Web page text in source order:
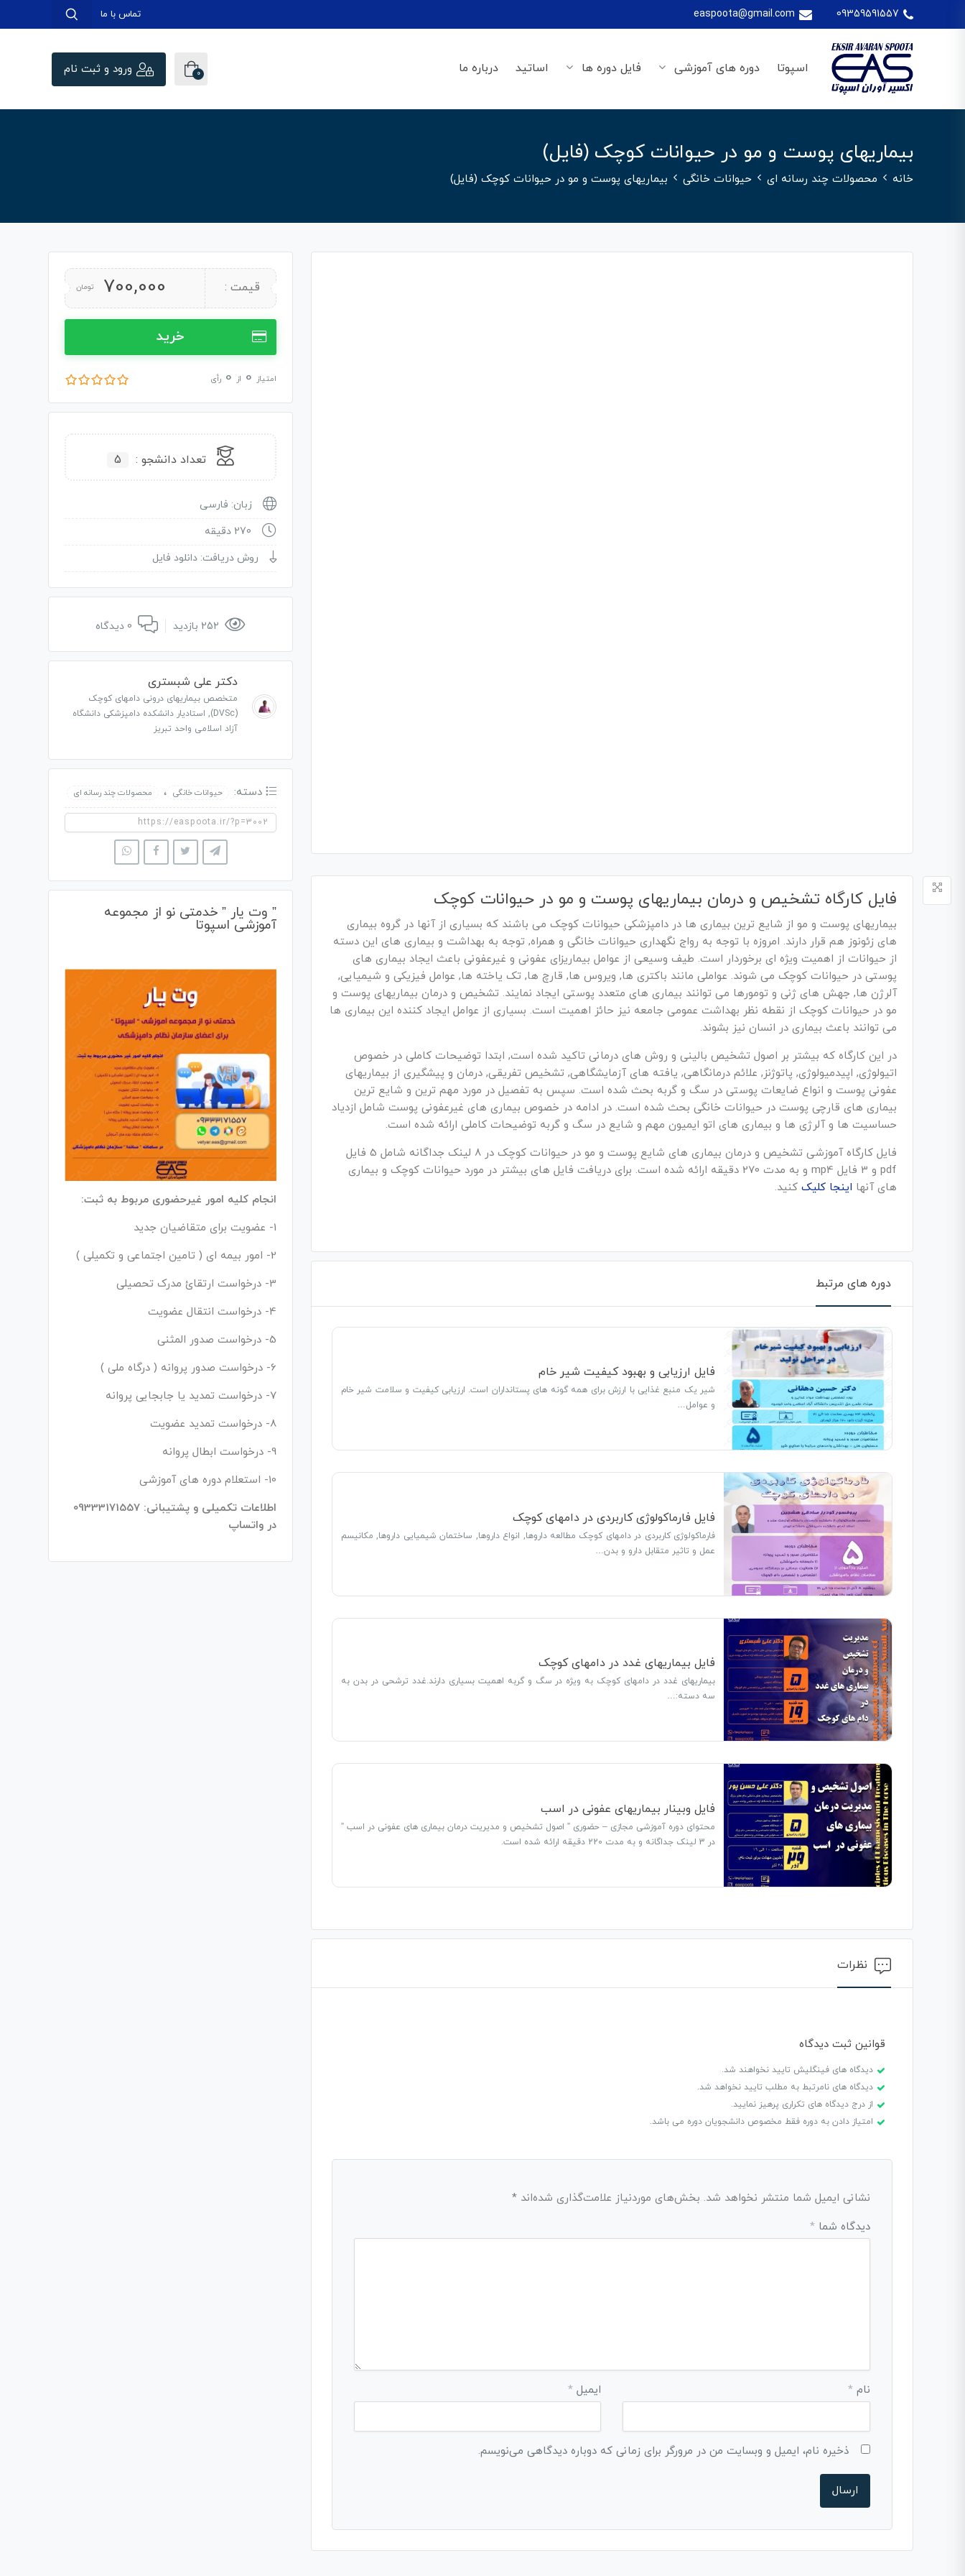
09359591557
easpoota@gmail.com تماس با ما
اسپوتا دوره های آموزشی فایل دوره ها اساتید درباره ما 0 ورود و ثبت نام
بیماریهای پوست و مو در حیوانات کوچک (فایل)
خانه محصولات چند رسانه ای حیوانات خانگی بیماریهای پوست و مو در حیوانات کوچک (فایل)
فایل کارگاه تشخیص و درمان بیماریهای پوست و مو در حیوانات کوچک
بیماریهای پوست و مو از شایع ترین بیماری ها در دامپزشکی حیوانات کوچک می باشند که بسیاری از آنها در گروه بیماری
های زئونوز هم قرار دارند. امروزه با توجه به رواج نگهداری حیوانات خانگی و همراه, توجه به بهداشت و بیماری های این دسته
از حیوانات از اهمیت ویژه ای برخوردار است. طیف وسیعی از عوامل بیماریزای عفونی و غیرعفونی باعث ایجاد بیماری های
پوستی در حیوانات کوچک می شوند. عواملی مانند باکتری ها, ویروس ها, قارچ ها, تک یاخته ها, عوامل فیزیکی و شیمیایی,
آلرژن ها, جهش های ژنی و تومورها می توانند بیماری های متعدد پوستی ایجاد نمایند. تشخیص و درمان بیماریهای پوست و
مو در حیوانات کوچک از نقطه نظر بهداشت عمومی جامعه نیز حائز اهمیت است. بسیاری از عوامل ایجاد کننده این بیماری ها
می توانند باعث بیماری در انسان نیز بشوند.
در این کارگاه که بیشتر بر اصول تشخیص بالینی و روش های درمانی تاکید شده است, ابتدا توضیحات کاملی در خصوص
اتیولوژی, اپیدمیولوژی, پاتوژنز, علائم درمانگاهی, یافته های آزمایشگاهی, تشخیص تفریقی, درمان و پیشگیری از بیماریهای
عفونی پوست و انواع ضایعات پوستی در سگ و گربه بحث شده است. سپس به تفصیل در مورد مهم ترین و شایع ترین
بیماری های قارچی پوست در حیوانات خانگی بحث شده است. در ادامه در خصوص بیماری های غیرعفونی پوست شامل ازدیاد
حساسیت ها و آلرژی ها و بیماری های اتو ایمیون مهم و شایع در سگ و گربه توضیحات کاملی ارائه شده است.
فایل کارگاه آموزشی تشخیص و درمان بیماری های شایع پوست و مو در حیوانات کوچک در 8 لینک جداگانه شامل 5 فایل
pdf و 3 فایل mp4 و به مدت 270 دقیقه ارائه شده است. برای دریافت فایل های بیشتر در مورد حیوانات کوچک و بیماری
های آنها اینجا کلیککنید.
دوره های مرتبط
فایل ارزیابی و بهبود کیفیت شیر خام
شیر یک منبع غذایی با ارزش برای همه گونه های پستانداران است. ارزیابی کیفیت و سلامت شیر خام
و عوامل…
فایل فارماکولوژی کاربردی در دامهای کوچک
فارماکولوژی کاربردی در دامهای کوچک مطالعه داروها, انواع داروها, ساختمان شیمیایی داروها, مکانیسم
عمل و تاثیر متقابل دارو و بدن…
فایل بیماریهای غدد در دامهای کوچک
بیماریهای غدد در دامهای کوچک به ویژه در سگ و گربه اهمیت بسیاری دارند.غدد ترشحی در بدن به
سه دسته:…
فایل وبینار بیماریهای عفونی در اسب
محتوای دوره آموزشی مجازی – حضوری ” اصول تشخیص و مدیریت درمان بیماری های عفونی در اسب ”
در 3 لینک جداگانه و به مدت 220 دقیقه ارائه شده است.
نظرات
قوانین ثبت دیدگاه
دیدگاه های فینگلیش تایید نخواهند شد.
دیدگاه های نامرتبط به مطلب تایید نخواهد شد.
از درج دیدگاه های تکراری پرهیز نمایید.
امتیاز دادن به دوره فقط مخصوص دانشجویان دوره می باشد.
نشانی ایمیل شما منتشر نخواهد شد. بخش‌های موردنیاز علامت‌گذاری شده‌اند *
دیدگاه شما *
نام * ایمیل *
ذخیره نام، ایمیل و وبسایت من در مرورگر برای زمانی که دوباره دیدگاهی می‌نویسم.
قیمت : 700,000 تومان
خرید
امتیاز 0 از 0 رأی
تعداد دانشجو : 5
زبان: فارسی
270 دقیقه
روش دریافت: دانلود فایل
دکتر علی شبستری
متخصص بیماریهای درونی دامهای کوچک
(DVSc), استادیار دانشکده دامپزشکی دانشگاه
آزاد اسلامی واحد تبریز
دسته: حیوانات خانگی ، محصولات چند رسانه ای
” وت یار ” خدمتی نو از مجموعه
آموزشی اسپوتا
انجام کلیه امور غیرحضوری مربوط به ثبت:
1- عضویت برای متقاضیان جدید
2- امور بیمه ای ( تامین اجتماعی و تکمیلی )
3- درخواست ارتقائ مدرک تحصیلی
4- درخواست انتقال عضویت
5- درخواست صدور المثنی
6- درخواست صدور پروانه ( درگاه ملی )
7- درخواست تمدید یا جابجایی پروانه
8- درخواست تمدید عضویت
9- درخواست ابطال پروانه
10- استعلام دوره های آموزشی
اطلاعات تکمیلی و پشتیبانی: 09333171557
در واتساپ